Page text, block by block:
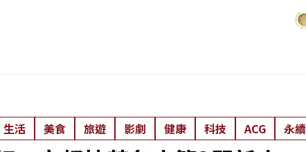
生活 美食 旅遊 影劇 健康 科技 ACG 永續